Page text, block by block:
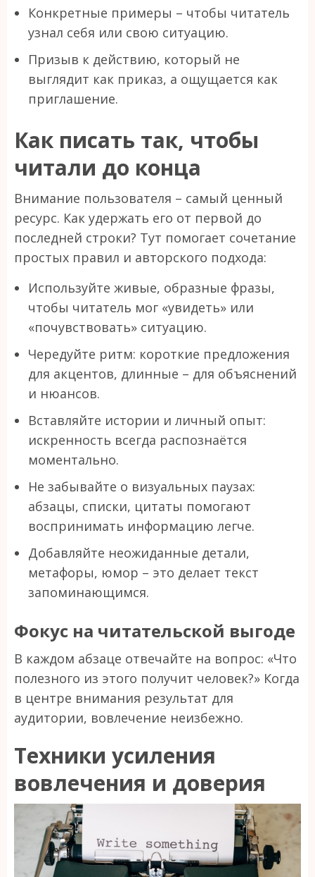
Конкретные примеры – чтобы читатель
узнал себя или свою ситуацию.
Призыв к действию, который не
выглядит как приказ, а ощущается как
приглашение.
Как писать так, чтобы
читали до конца
Внимание пользователя – самый ценный
ресурс. Как удержать его от первой до
последней строки? Тут помогает сочетание
простых правил и авторского подхода:
Используйте живые, образные фразы,
чтобы читатель мог «увидеть» или
«почувствовать» ситуацию.
Чередуйте ритм: короткие предложения
для акцентов, длинные – для объяснений
и нюансов.
Вставляйте истории и личный опыт:
искренность всегда распознаётся
моментально.
Не забывайте о визуальных паузах:
абзацы, списки, цитаты помогают
воспринимать информацию легче.
Добавляйте неожиданные детали,
метафоры, юмор – это делает текст
запоминающимся.
Фокус на читательской выгоде
В каждом абзаце отвечайте на вопрос: «Что
полезного из этого получит человек?» Когда
в центре внимания результат для
аудитории, вовлечение неизбежно.
Техники усиления
вовлечения и доверия